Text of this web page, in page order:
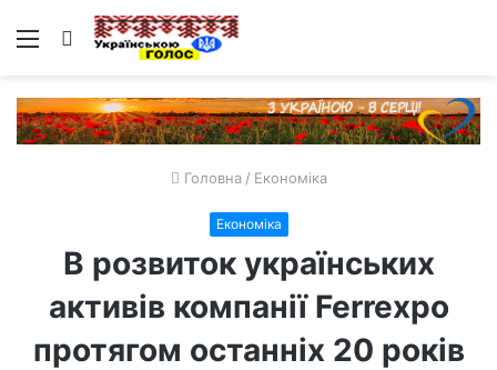
Меню Пошук
Головна / Економіка
Економіка
В розвиток українських
активів компанії Ferrexpo
протягом останніх 20 років